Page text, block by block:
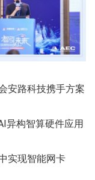
安路科技携手方案
异构智算硬件应用
实现智能网卡